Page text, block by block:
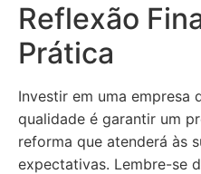
Reflexão
Prática
Investir em uma empresa
qualidade é garantir um
reforma que atenderá às
expectativas. Lembre-se